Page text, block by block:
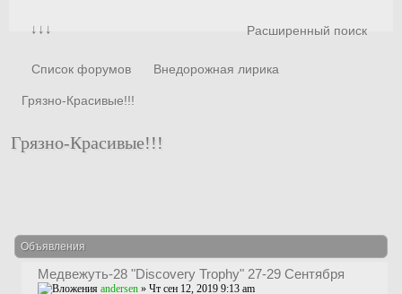
↓↓↓ Расширенный поиск
Список форумов Внедорожная лирика
Грязно-Красивые!!!
Грязно-Красивые!!!
Объявления
Медвежуть-28 "Discovery Trophy" 27-29 Сентября
andersen » Чт сен 12, 2019 9:13 am